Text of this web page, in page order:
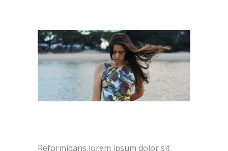
Reformidans lorem ipsum dolor sit